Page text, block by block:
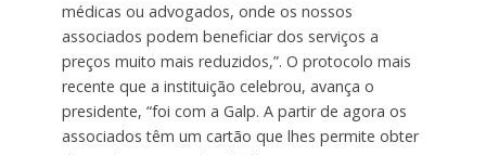
médicas ou advogados, onde os nossos
associados podem beneficiar dos serviços a
preços muito mais reduzidos,”. O protocolo mais
recente que a instituição celebrou, avança o
presidente, “foi com a Galp. A partir de agora os
associados têm um cartão que lhes permite obter